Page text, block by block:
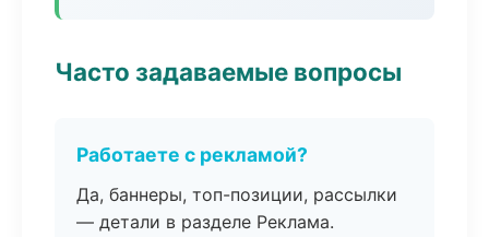
Часто задаваемые вопросы
Работаете с рекламой?
Да, баннеры, топ-позиции, рассылки
— детали в разделе Реклама.